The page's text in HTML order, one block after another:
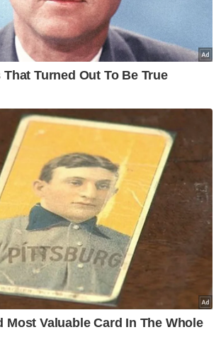
beri keterangan
Jenazah Muhammad Hafiz akan
di Sungai Petani
pun jangan buat perbuatan
amalan yang khilafiah,
yang diluar pada uruf takut ia
pada masyarakat," katanya.
video memaparkan
lelaki sedang berzikir diluar
menimbulkan
dalam kalangan